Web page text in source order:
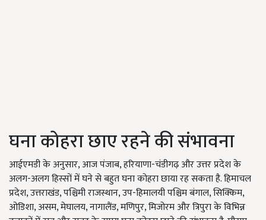
घना कोहरा छाए रहने की संभावना
आईएमडी के अनुसार, आज पंजाब, हरियाणा-चंडीगढ़ और उत्तर प्रदेश के
अलग-अलग हिस्सों में घने से बहुत घना कोहरा छाया रह सकता है. हिमाचल
प्रदेश, उत्तराखंड, पश्चिमी राजस्थान, उप-हिमालयी पश्चिम बंगाल, सिक्किम,
ओडिशा, असम, मेघालय, नागालैंड, मणिपुर, मिजोरम और त्रिपुरा के विभिन्न